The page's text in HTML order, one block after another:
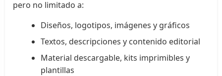
pero no limitado a:
Diseños, logotipos, imágenes y gráficos
Textos, descripciones y contenido editorial
Material descargable, kits imprimibles y
plantillas